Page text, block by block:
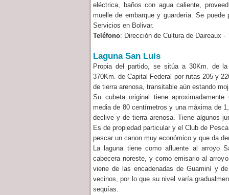
eléctrica, baños con agua caliente,
muelle de embarque y guardería. Se
Servicios en Bolivar.
Teléfono: Dirección de Cultura de Daireaux -
Laguna San Luis
Propia del partido, se sitúa a 30Km. de
370Km. de Capital Federal por rutas 205 y
de tierra arenosa, transitable aún estando
Su cubeta original tiene
media de 80 centímetros y una máxima de
declive y de tierra arenosa. Tiene algunos
Es de propiedad particular y el Club de
pescar un canon muy económico y que da
La laguna tiene como afluente al arroyo
cabecera noreste, y como emisario al
viene de las encadenadas de Guaminí y
vecinos, por lo que su nivel varía
sequías.